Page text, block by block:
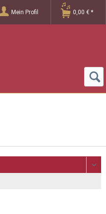
Mein Profil 0,00 € *